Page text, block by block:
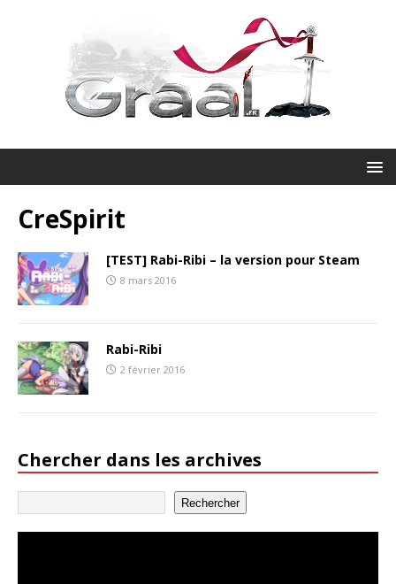
CreSpirit
[TEST] Rabi-Ribi – la version pour Steam
8 mars 2016
Rabi-Ribi
2 février 2016
Chercher dans les archives
Rechercher